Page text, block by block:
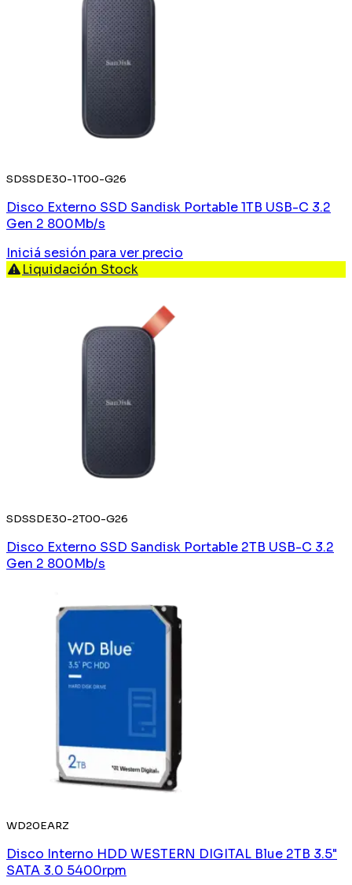
SDSSDE30-1T00-G26
Disco Externo SSD Sandisk Portable 1TB USB-C 3.2
Gen 2 800Mb/s
Iniciá sesión para ver precio
Liquidación Stock
SDSSDE30-2T00-G26
Disco Externo SSD Sandisk Portable 2TB USB-C 3.2
Gen 2 800Mb/s
WD20EARZ
Disco Interno HDD WESTERN DIGITAL Blue 2TB 3.5"
SATA 3.0 5400rpm